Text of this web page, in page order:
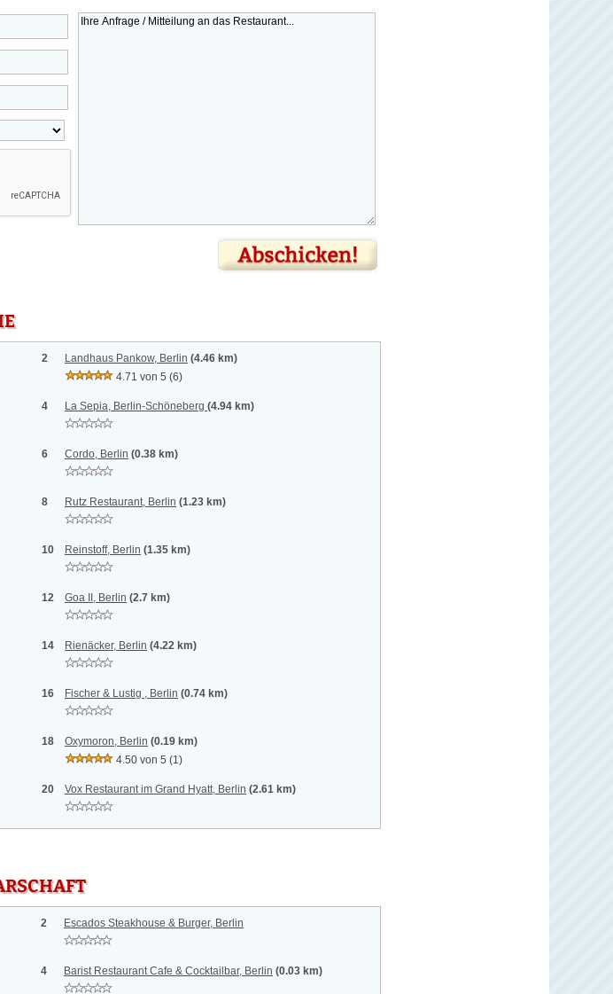
2 Landhaus Pankow, Berlin (4.46 km)
4.71 von 5 (6)
4 La Sepia, Berlin-Schöneberg (4.94 km)
6 Cordo, Berlin (0.38 km)
8 Rutz Restaurant, Berlin (1.23 km)
10 Reinstoff, Berlin (1.35 km)
12 Goa II, Berlin (2.7 km)
14 Rienäcker, Berlin (4.22 km)
16 Fischer & Lustig , Berlin (0.74 km)
18 Oxymoron, Berlin (0.19 km)
4.50 von 5 (1)
20 Vox Restaurant im Grand Hyatt, Berlin (2.61 km)
2 Escados Steakhouse & Burger, Berlin
4 Barist Restaurant Cafe & Cocktailbar, Berlin (0.03 km)